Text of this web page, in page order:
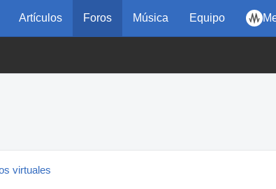
Artículos Foros Música Equipo
virtuales